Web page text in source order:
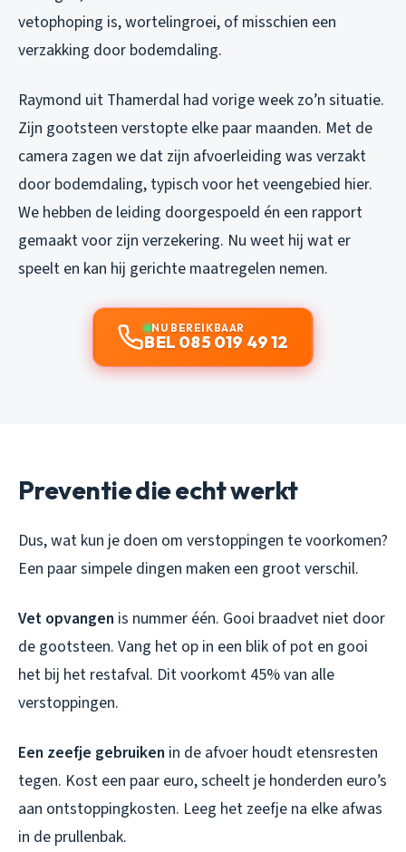
vetophoping is, wortelingroei, of misschien een
verzakking door bodemdaling.
Raymond uit Thamerdal had vorige week zo’n situatie.
Zijn gootsteen verstopte elke paar maanden. Met de
camera zagen we dat zijn afvoerleiding was verzakt
door bodemdaling, typisch voor het veengebied hier.
We hebben de leiding doorgespoeld én een rapport
gemaakt voor zijn verzekering. Nu weet hij wat er
speelt en kan hij gerichte maatregelen nemen.
NU BEREIKBAAR
BEL 085 019 49 12
Preventie die echt werkt
Dus, wat kun je doen om verstoppingen te voorkomen?
Een paar simpele dingen maken een groot verschil.
Vet opvangen is nummer één. Gooi braadvet niet door
de gootsteen. Vang het op in een blik of pot en gooi
het bij het restafval. Dit voorkomt 45% van alle
verstoppingen.
Een zeefje gebruiken in de afvoer houdt etensresten
tegen. Kost een paar euro, scheelt je honderden euro’s
aan ontstoppingkosten. Leeg het zeefje na elke afwas
in de prullenbak.